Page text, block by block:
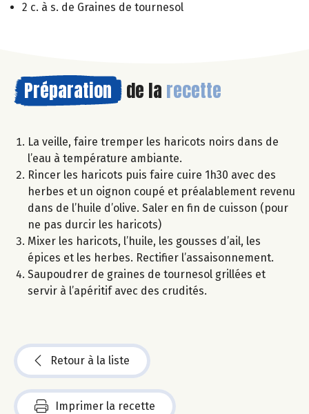
2 c. à s. de Graines de tournesol
Préparation de la recette
La veille, faire tremper les haricots noirs dans de
l’eau à température ambiante.
Rincer les haricots puis faire cuire 1h30 avec des
herbes et un oignon coupé et préalablement revenu
dans de l’huile d’olive. Saler en fin de cuisson (pour
ne pas durcir les haricots)
Mixer les haricots, l’huile, les gousses d’ail, les
épices et les herbes. Rectifier l’assaisonnement.
Saupoudrer de graines de tournesol grillées et
servir à l’apéritif avec des crudités.
Retour à la liste
Imprimer la recette